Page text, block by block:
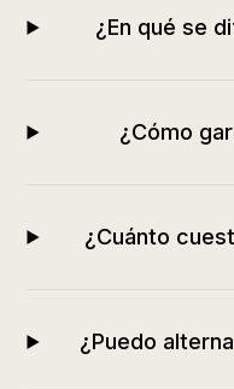
¿En qué se
¿Cómo
¿Cuánto
¿Puedo